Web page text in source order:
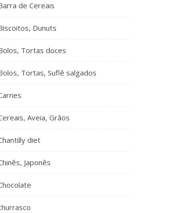
de Cereais
Dunuts
Tortas doces
Tortas, Suflê salgados
Aveia, Grãos
diet
Japonês